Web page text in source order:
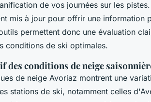
de vos journées sur les
mis à jour pour offrir une information
permettent donc une évaluation
conditions de ski optimales.
des conditions de neige
de neige Avoriaz montrent une
stations de ski, notamment celles